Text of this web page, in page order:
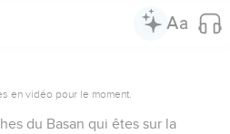
en vidéo pour le moment.
du Basan qui êtes sur la